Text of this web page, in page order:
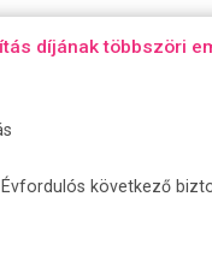
díjának többszöri
következő